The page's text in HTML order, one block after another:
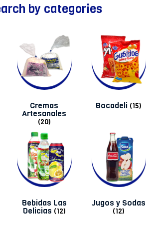
by categories
Cremas
Artesanales
(20)
Bocadeli (15)
Bebidas Las
Delicias (12)
Jugos y Sodas
(12)